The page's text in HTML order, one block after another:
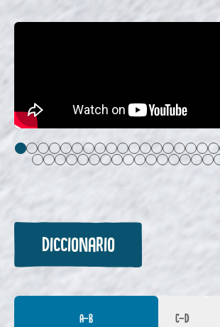
Diccionario
A-B C-D